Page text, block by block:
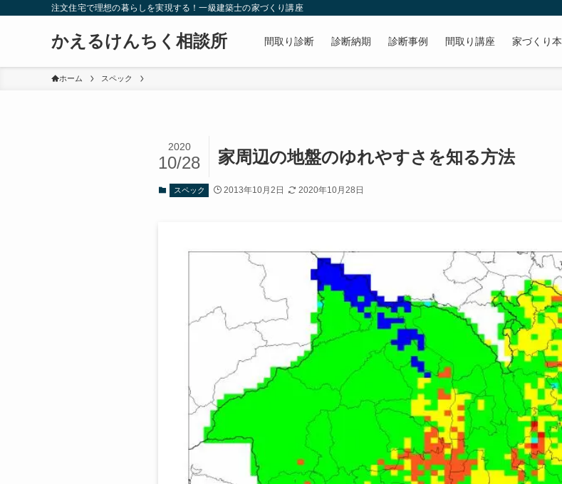
注文住宅で理想の暮らしを実現する！一級建築士の家づくり講座
かえるけんちく相談所 間取り診断 診断納期 診断事例 間取り講座 家づくり本
ホーム スペック
家周辺の地盤のゆれやすさを知る方法
2020
10/28
スペック 2013年10月2日 2020年10月28日